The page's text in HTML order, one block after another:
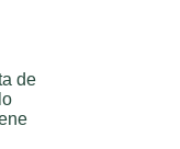
de